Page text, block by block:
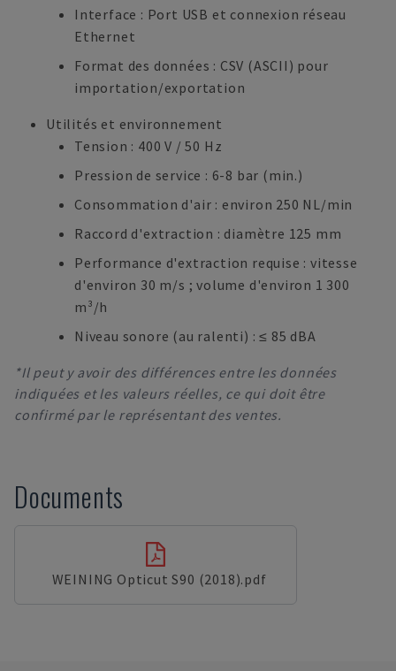
Interface : Port USB et connexion réseau
Ethernet
Format des données : CSV (ASCII) pour
importation/exportation
Utilités et environnement
Tension : 400 V / 50 Hz
Pression de service : 6-8 bar (min.)
Consommation d'air : environ 250 NL/min
Raccord d'extraction : diamètre 125 mm
Performance d'extraction requise : vitesse
d'environ 30 m/s ; volume d'environ 1 300
m³/h
Niveau sonore (au ralenti) : ≤ 85 dBA
*Il peut y avoir des différences entre les données
indiquées et les valeurs réelles, ce qui doit être
confirmé par le représentant des ventes.
Documents
WEINING Opticut S90 (2018).pdf